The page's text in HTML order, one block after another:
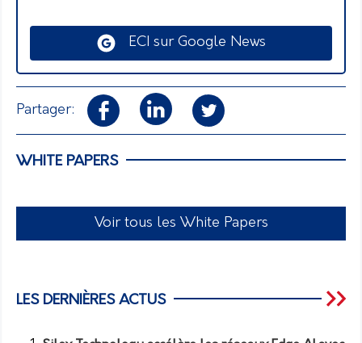
ECI sur Google News
Partager:
WHITE PAPERS
Voir tous les White Papers
LES DERNIÈRES ACTUS